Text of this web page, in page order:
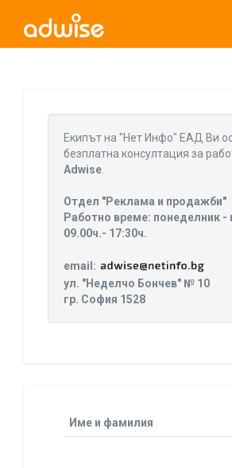
Уважаеми рекламодатели, с
бихме искали да Ви уведомим, че
прекратява услугата Adwise
г
Eкипът на "Нет Инфо" ЕАД Ви
безплатна консултация за
Adwise.
Отдел "Реклама и продажби"
Работно време: понеделник -
09.00ч.- 17:30ч.
email:
ул. "Неделчо Бончев" № 10
гр. София 1528
Име и фамилия